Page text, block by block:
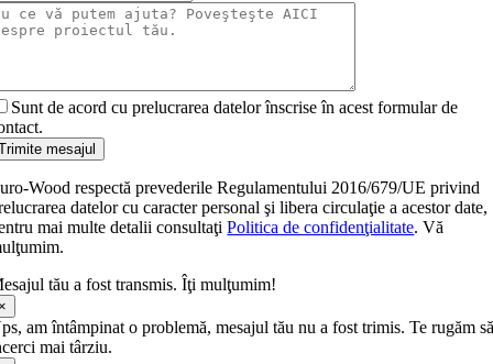
Sunt de acord cu prelucrarea datelor înscrise în acest formular de
mesajul
Wood respectă prevederile Regulamentului 2016/679/UE privind
datelor cu caracter personal şi libera circulaţie a acestor date,
mai multe detalii consultaţiPolitica de confidenţialitate. Vă
tău a fost transmis. Îţi mulţumim!
am întâmpinat o problemă, mesajul tău nu a fost trimis. Te rugăm
mai târziu.